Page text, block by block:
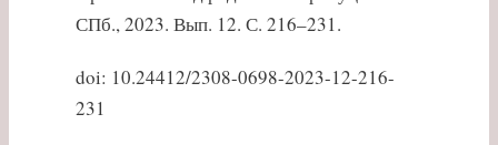
СПб., 2023. Вып. 12. С. 216–231.
doi: 10.24412/2308-0698-2023-12-216-
231